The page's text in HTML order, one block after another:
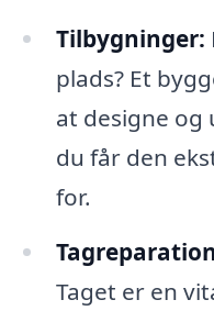
Tilbygninger:
plads? Et
at designe og
du får den
for.
Taget er en